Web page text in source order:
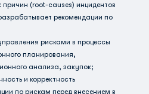
причин (root-causes) инцидентов
рекомендации по
рисками в процессы
планирования,
анализа, закупок;
и корректность
по рискам перед внесением в